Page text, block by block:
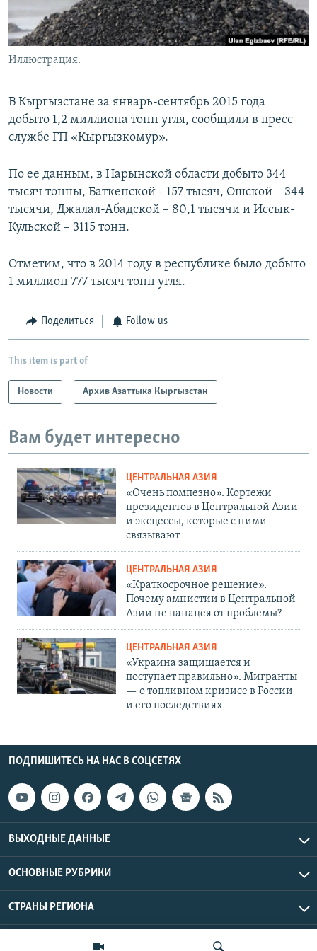
Иллюстрация.
В Кыргызстане за январь-сентябрь 2015 года
добыто 1,2 миллиона тонн угля, сообщили в пресс-
службе ГП «Кыргызкомур».
По ее данным, в Нарынской области добыто 344
тысяч тонны, Баткенской - 157 тысяч, Ошской – 344
тысячи, Джалал-Абадской – 80,1 тысячи и Иссык-
Кульской – 3115 тонн.
Отметим, что в 2014 году в республике было добыто
1 миллион 777 тысяч тонн угля.
Поделиться Follow us
This item is part of
Новости Архив Азаттыка Кыргызстан
Вам будет интересно
ЦЕНТРАЛЬНАЯ АЗИЯ
«Очень помпезно». Кортежи
президентов в Центральной Азии
и эксцессы, которые с ними
связывают
ЦЕНТРАЛЬНАЯ АЗИЯ
«Краткосрочное решение».
Почему амнистии в Центральной
Азии не панацея от проблемы?
ЦЕНТРАЛЬНАЯ АЗИЯ
«Украина защищается и
поступает правильно». Мигранты
— о топливном кризисе в России
и его последствиях
ПОДПИШИТЕСЬ НА НАС В СОЦСЕТЯХ
ВЫХОДНЫЕ ДАННЫЕ
ОСНОВНЫЕ РУБРИКИ
СТРАНЫ РЕГИОНА
Азаттык Азия © 2026 RFE/RL, Inc. | Все права защищены.